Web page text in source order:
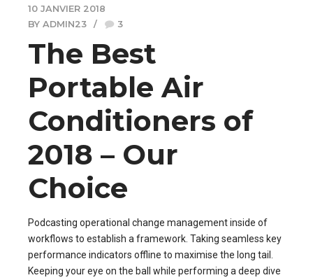
10 JANVIER 2018
BY ADMIN23
3
The Best
Portable Air
Conditioners of
2018 – Our
Choice
Podcasting operational change management inside of
workflows to establish a framework. Taking seamless key
performance indicators offline to maximise the long tail.
Keeping your eye on the ball while performing a deep dive